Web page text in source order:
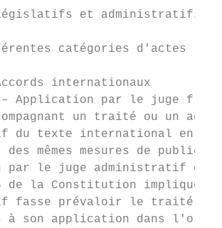
et administratifs
catégories d'actes
internationaux
– Application par le juge
un traité ou un
du texte international en
mêmes mesures de
par le juge administratif de
la Constitution implique,
fasse prévaloir le traité
à son application dans